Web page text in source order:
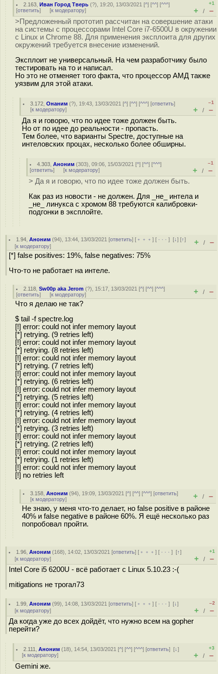
2.163 ,Иван Город Тверь (?), 19:20, 13/03/2021 [^] [^^] [^^^]
[ответить] [к модератору]
+1
+ / –
>Предложенный прототип рассчитан на совершение атаки
на системы с процессорами Intel Core i7-6500U в окружении
с Linux и Chrome 88. Для применения эксплоита для других
окружений требуется внесение изменений.
Эксплоит не универсальный. На чем разработчику было
тестировать на то и написал.
Но это не отменяет того факта, что процессор АМД также
уязвим для этой атаки.
3.172 ,Онаним (?), 19:43, 13/03/2021 [^] [^^] [^^^] [ответить]
[к модератору]
–1
+ / –
Да я и говорю, что по идее тоже должен быть.
Но от по идее до реальности - пропасть.
Тем более, что варианты Spectre, доступные на
интеловских процах, несколько более обширны.
4.303 ,Аноним (303), 09:06, 15/03/2021 [^] [^^] [^^^]
[ответить] [к модератору]
–1
+ / –
> Да я и говорю, что по идее тоже должен быть.
Как раз из новости - не должен. Для _не_ интела и
_не_ линукса с хромом 88 требуются калибровки-
подгонки в эксплойте.
1.94 ,Аноним (94), 13:44, 13/03/2021 [ответить] [ ﹢﹢﹢] [ · · ·][↓] [↑]
[к модератору] + / –
[*] false positives: 19%, false negatives: 75%
Что-то не работает на интеле.
2.118 ,Sw00p aka Jerom (?), 15:17, 13/03/2021 [^] [^^] [^^^]
[ответить] [к модератору] + / –
Что я делаю не так?
$ tail -f spectre.log
[!] error: could not infer memory layout
[*] retrying. (9 retries left)
[!] error: could not infer memory layout
[*] retrying. (8 retries left)
[!] error: could not infer memory layout
[*] retrying. (7 retries left)
[!] error: could not infer memory layout
[*] retrying. (6 retries left)
[!] error: could not infer memory layout
[*] retrying. (5 retries left)
[!] error: could not infer memory layout
[*] retrying. (4 retries left)
[!] error: could not infer memory layout
[*] retrying. (3 retries left)
[!] error: could not infer memory layout
[*] retrying. (2 retries left)
[!] error: could not infer memory layout
[*] retrying. (1 retries left)
[!] error: could not infer memory layout
[!] no retries left
3.158 ,Аноним (94), 19:09, 13/03/2021 [^] [^^] [^^^] [ответить]
[к модератору] + / –
Не знаю, у меня что-то делает, но false positive в районе
40% и false negative в районе 60%. Я ещё несколько раз
попробовал пройти.
1.96 ,Аноним (168), 14:02, 13/03/2021 [ответить] [ ﹢﹢﹢] [ · · ·][↑]
[к модератору]
+1
+ / –
Intel Core i5 6200U - всё работает с Linux 5.10.23 :-(
mitigations не трогал73
1.99 ,Аноним (99), 14:08, 13/03/2021 [ответить] [ ﹢﹢﹢] [ · · ·][↓]
[к модератору]
–2
+ / –
Да когда уже до всех дойдёт, что нужно всем на gopher
перейти?
2.111 ,Аноним (18), 14:54, 13/03/2021 [^] [^^] [^^^] [ответить][↓]
[к модератору]
+3
+ / –
Gemini же.